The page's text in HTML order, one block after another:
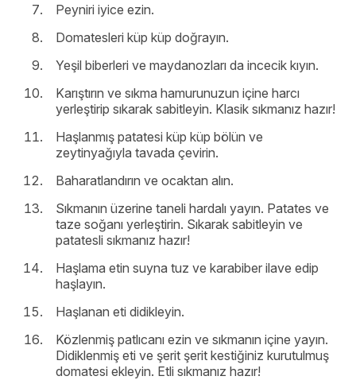
Peyniri iyice ezin.
Domatesleri küp küp doğrayın.
Yeşil biberleri ve maydanozları da incecik kıyın.
Karıştırın ve sıkma hamurunuzun içine harcı
yerleştirip sıkarak sabitleyin. Klasik sıkmanız hazır!
Haşlanmış patatesi küp küp bölün ve
zeytinyağıyla tavada çevirin.
Baharatlandırın ve ocaktan alın.
Sıkmanın üzerine taneli hardalı yayın. Patates ve
taze soğanı yerleştirin. Sıkarak sabitleyin ve
patatesli sıkmanız hazır!
Haşlama etin suyna tuz ve karabiber ilave edip
haşlayın.
Haşlanan eti didikleyin.
Közlenmiş patlıcanı ezin ve sıkmanın içine yayın.
Didiklenmiş eti ve şerit şerit kestiğiniz kurutulmuş
domatesi ekleyin. Etli sıkmanız hazır!